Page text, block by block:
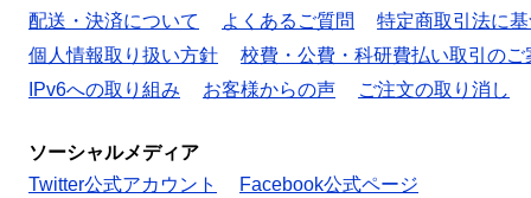
配送・決済について
よくあるご質問
特定商取引法に
個人情報取り扱い方針
校費・公費・科研費払い取引のご
IPv6への取り組み
お客様からの声 ご注文の取り消し
ソーシャルメディア
Twitter公式アカウント
Facebook公式ページ